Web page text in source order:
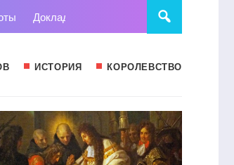
Доклады Суд
ИСТОРИЯ КОРОЛЕВСТВО